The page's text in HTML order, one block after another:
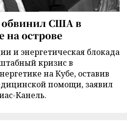
обвинил США в
на острове
и энергетическая блокада
кризис в
на Кубе, оставив
помощи, заявил
Канель.